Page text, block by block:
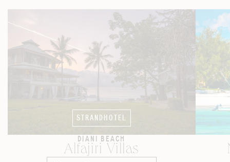
STRANDHOTEL
DIANI BEACH
Alfajiri Villas